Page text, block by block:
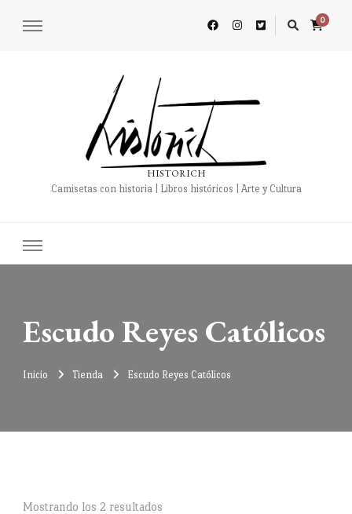
0
HISTORICH
Camisetas con historia | Libros históricos | Arte y Cultura
Escudo Reyes Católicos
Inicio Tienda Escudo Reyes Católicos
Mostrando los 2 resultados